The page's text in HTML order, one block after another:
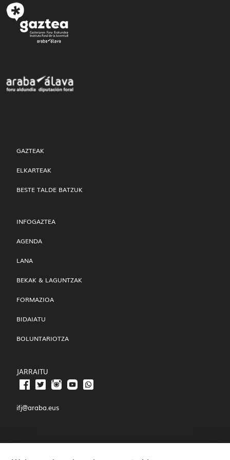
GAZTEAK
ELKARTEAK
BESTE TALDE BATZUK
INFOGAZTEA
AGENDA
LANA
BEKAK & LAGUNTZAK
FORMAZIOA
BIDAIATU
BOLUNTARIOTZA
JARRAITU
ifj@araba.eus